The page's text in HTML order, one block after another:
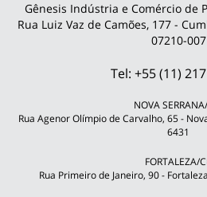
Gênesis Indústria e Comércio de
Rua Luiz Vaz de Camões, 177 -
07210-007
Tel: +55 (11)
NOVA
Rua Agenor Olímpio de Carvalho, 65 -
6431
FORTALEZA/
Rua Primeiro de Janeiro, 90 -